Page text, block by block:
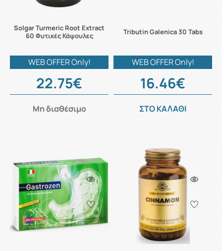
Solgar Turmeric Root Extract
60 Φυτικές Κάψουλες
WEB OFFER Only!
22.75€
Μη διαθέσιμο
Tributin Galenica 30 Tabs
WEB OFFER Only!
16.46€
ΣΤΟ ΚΑΛΑΘΙ